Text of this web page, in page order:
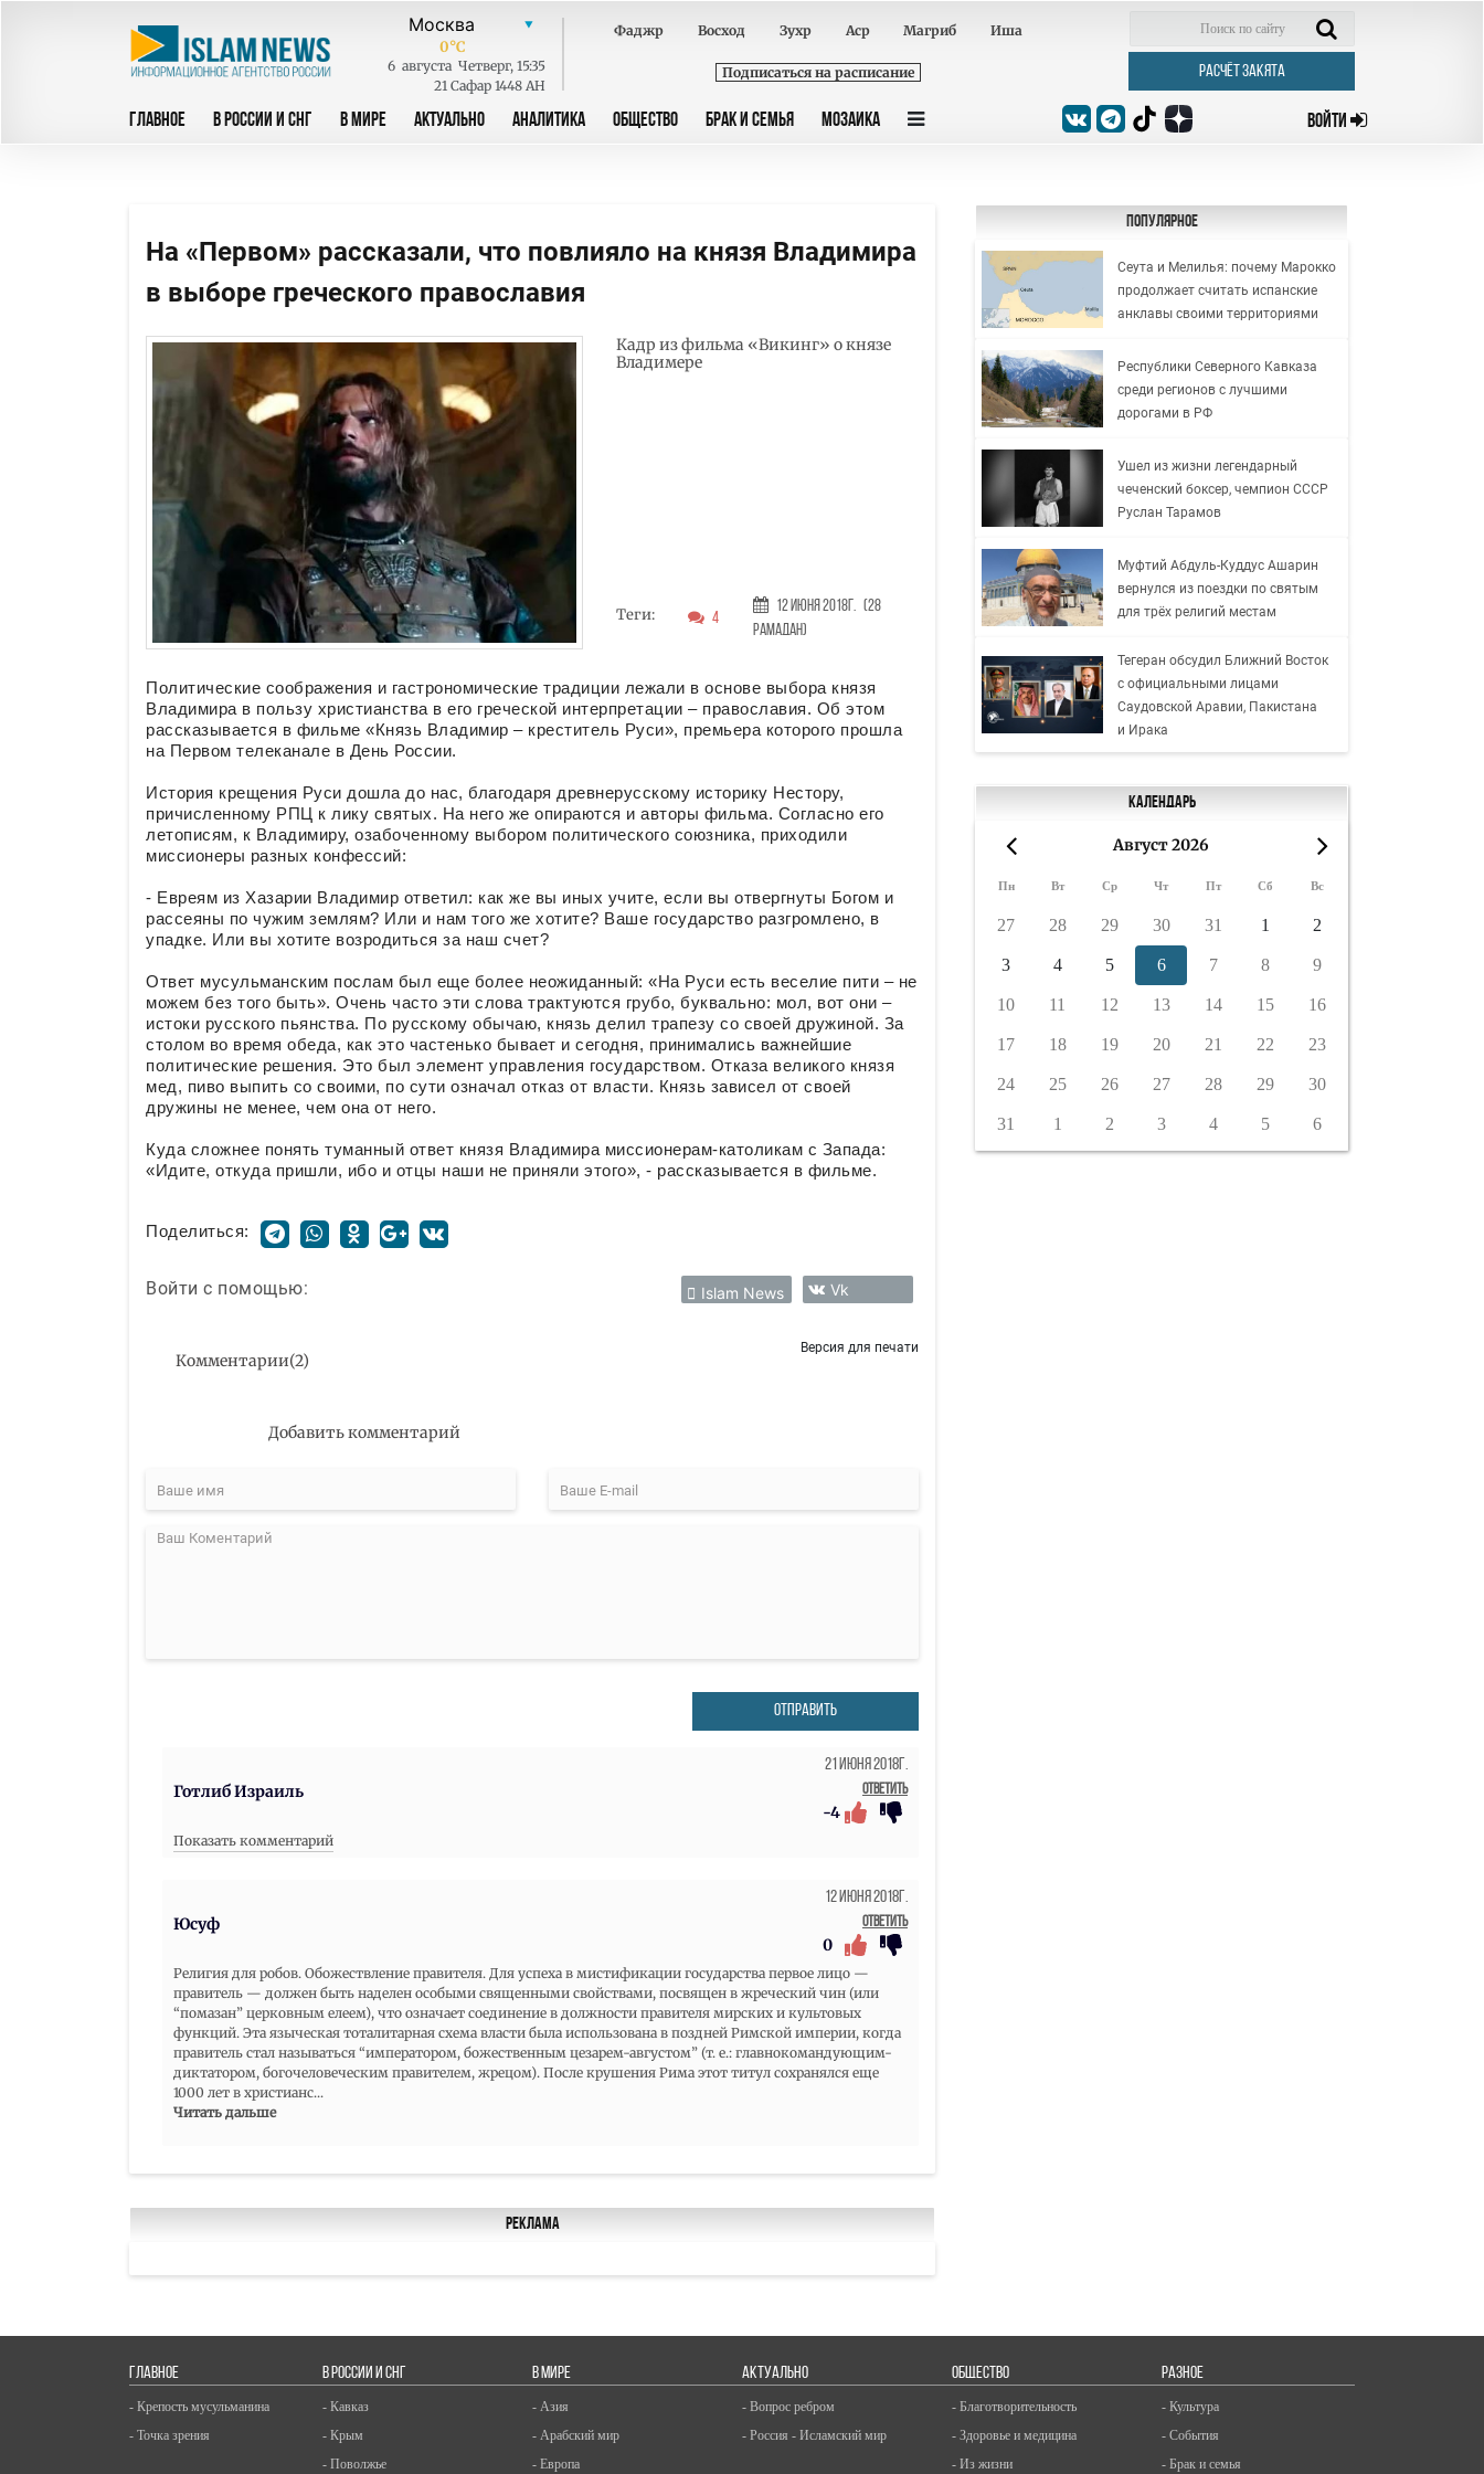
0°C
6 августа Четверг, 15:35
21 Сафар 1448 AH
Фаджр Восход Зухр Аср Магриб Иша
Подписаться на расписание РАСЧЁТ ЗАКЯТА
ГЛАВНОЕ В РОССИИ И СНГ В МИРЕ АКТУАЛЬНО АНАЛИТИКА ОБЩЕСТВО БРАК И СЕМЬЯ МОЗАИКА ВОЙТИ
На «Первом» рассказали, что повлияло на князя Владимира
в выборе греческого православия
Кадр из фильма «Викинг» о князе
Владимере
Теги: 4
12 Июня 2018г. (28
Рамадан)
Политические соображения и гастрономические традиции лежали в основе выбора князя
Владимира в пользу христианства в его греческой интерпретации – православия. Об этом
рассказывается в фильме «Князь Владимир – креститель Руси», премьера которого прошла
на Первом телеканале в День России.
История крещения Руси дошла до нас, благодаря древнерусскому историку Нестору,
причисленному РПЦ к лику святых. На него же опираются и авторы фильма. Согласно его
летописям, к Владимиру, озабоченному выбором политического союзника, приходили
миссионеры разных конфессий:
- Евреям из Хазарии Владимир ответил: как же вы иных учите, если вы отвергнуты Богом и
рассеяны по чужим землям? Или и нам того же хотите? Ваше государство разгромлено, в
упадке. Или вы хотите возродиться за наш счет?
Ответ мусульманским послам был еще более неожиданный: «На Руси есть веселие пити – не
можем без того быть». Очень часто эти слова трактуются грубо, буквально: мол, вот они –
истоки русского пьянства. По русскому обычаю, князь делил трапезу со своей дружиной. За
столом во время обеда, как это частенько бывает и сегодня, принимались важнейшие
политические решения. Это был элемент управления государством. Отказа великого князя
мед, пиво выпить со своими, по сути означал отказ от власти. Князь зависел от своей
дружины не менее, чем она от него.
Куда сложнее понять туманный ответ князя Владимира миссионерам-католикам с Запада:
«Идите, откуда пришли, ибо и отцы наши не приняли этого», - рассказывается в фильме.
Поделиться:
Войти с помощью: Islam News Vk
Комментарии(2)
Версия для печати
Добавить комментарий
ОТПРАВИТЬ
Готлиб Израиль
21 Июня 2018г.
Ответить
-4
Показать комментарий
Юсуф
12 Июня 2018г.
Ответить
0
Религия для робов. Обожествление правителя. Для успеха в мистификации государства первое лицо —
правитель — должен быть наделен особыми священными свойствами, посвящен в жреческий чин (или
“помазан” церковным елеем), что означает соединение в должности правителя мирских и культовых
функций. Эта языческая тоталитарная схема власти была использована в поздней Римской империи, когда
правитель стал называться “императором, божественным цезарем-августом” (т. е.: главнокомандующим-
диктатором, богочеловеческим правителем, жрецом). После крушения Рима этот титул сохранялся еще
1000 лет в христианс...
Читать дальше
Реклама
Популярное
Сеута и Мелилья: почему Марокко
продолжает считать испанские
анклавы своими территориями
Республики Северного Кавказа
среди регионов с лучшими
дорогами в РФ
Ушел из жизни легендарный
чеченский боксер, чемпион СССР
Руслан Тарамов
Муфтий Абдуль-Куддус Ашарин
вернулся из поездки по святым
для трёх религий местам
Тегеран обсудил Ближний Восток
с официальными лицами
Саудовской Аравии, Пакистана
и Ирака
Календарь
Август 2026
Пн Вт Ср Чт Пт Сб Вс
27 28 29 30 31 1 2
3 4 5 6 7 8 9
10 11 12 13 14 15 16
17 18 19 20 21 22 23
24 25 26 27 28 29 30
31 1 2 3 4 5 6
ГЛАВНОЕ
- Крепость мусульманина
- Точка зрения
В РОССИИ И СНГ
- Кавказ
- Крым
- Поволжье
В МИРЕ
- Азия
- Арабский мир
- Европа
АКТУАЛЬНО
- Вопрос ребром
- Россия - Исламский мир
ОБЩЕСТВО
- Благотворительность
- Здоровье и медицина
- Из жизни
РАЗНОЕ
- Культура
- События
- Брак и семья